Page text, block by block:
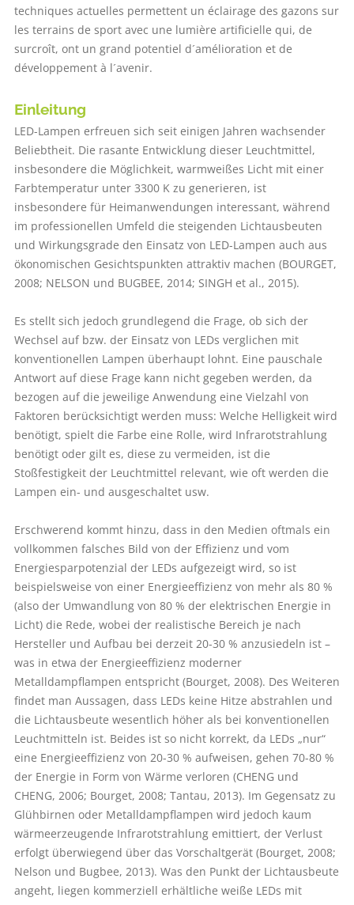
techniques actuelles permettent un éclairage des gazons sur
les terrains de sport avec une lumière artificielle qui, de
surcroît, ont un grand potentiel d´amélioration et de
développement à l´avenir.
Einleitung
LED-Lampen erfreuen sich seit einigen Jahren wachsender
Beliebtheit. Die rasante Entwicklung dieser Leuchtmittel,
insbesondere die Möglichkeit, warmweißes Licht mit einer
Farbtemperatur unter 3300 K zu generieren, ist
insbesondere für Heimanwendungen interessant, während
im professionellen Umfeld die steigenden Lichtausbeuten
und Wirkungsgrade den Einsatz von LED-Lampen auch aus
ökonomischen Gesichtspunkten attraktiv machen (BOURGET,
2008; NELSON und BUGBEE, 2014; SINGH et al., 2015).
Es stellt sich jedoch grundlegend die Frage, ob sich der
Wechsel auf bzw. der Einsatz von LEDs verglichen mit
konventionellen Lampen überhaupt lohnt. Eine pauschale
Antwort auf diese Frage kann nicht gegeben werden, da
bezogen auf die jeweilige Anwendung eine Vielzahl von
Faktoren berücksichtigt werden muss: Welche Helligkeit wird
benötigt, spielt die Farbe eine Rolle, wird Infrarotstrahlung
benötigt oder gilt es, diese zu vermeiden, ist die
Stoßfestigkeit der Leuchtmittel relevant, wie oft werden die
Lampen ein- und ausgeschaltet usw.
Erschwerend kommt hinzu, dass in den Medien oftmals ein
vollkommen falsches Bild von der Effizienz und vom
Energiesparpotenzial der LEDs aufgezeigt wird, so ist
beispielsweise von einer Energieeffizienz von mehr als ­80 %
(also der Umwandlung von 80 % der elektrischen Energie in
Licht) die Rede, wobei der realistische Bereich je nach
Hersteller und Aufbau bei derzeit 20-30 % anzusiedeln ist –
was in etwa der Energieeffizienz moderner
Metalldampflampen entspricht (Bourget, 2008). Des Weiteren
findet man Aussagen, dass LEDs keine Hitze abstrahlen und
die Lichtausbeute wesentlich höher als bei konventionellen
Leuchtmitteln ist. Beides ist so nicht korrekt, da LEDs „nur“
eine Energieeffizienz von 20-30 % aufweisen, gehen 70-80 %
der Energie in Form von Wärme verloren (CHENG und
CHENG, 2006; Bourget, 2008; Tantau, 2013). Im Gegensatz zu
Glühbirnen oder Metalldampflampen wird jedoch kaum
wärmeerzeugende Infrarotstrahlung emittiert, der Verlust
erfolgt überwiegend über das Vorschaltgerät (Bourget, 2008;
Nelson und Bugbee, 2013). Was den Punkt der Lichtausbeute
angeht, liegen kommerziell erhältliche weiße LEDs mit